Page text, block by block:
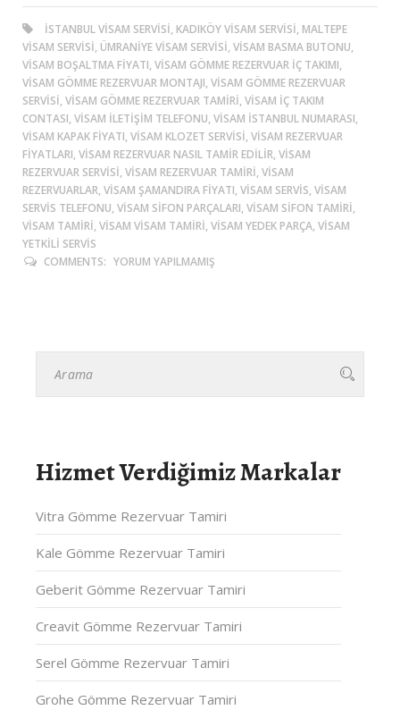
ISTANBUL VISAM SERVISI, KADIKÖY VISAM SERVISI, MALTEPE
VISAM SERVISI, ÜMRANIYE VISAM SERVISI, VISAM BASMA BUTONU,
VISAM BOŞALTMA FIYATI, VISAM GÖMME REZERVUAR IÇ TAKIMI,
VISAM GÖMME REZERVUAR MONTAJI, VISAM GÖMME REZERVUAR
SERVISI, VISAM GÖMME REZERVUAR TAMIRI, VISAM IÇ TAKIM
CONTASI, VISAM ILETIŞIM TELEFONU, VISAM ISTANBUL NUMARASI,
VISAM KAPAK FIYATI, VISAM KLOZET SERVISI, VISAM REZERVUAR
FIYATLARI, VISAM REZERVUAR NASIL TAMIR EDILIR, VISAM
REZERVUAR SERVISI, VISAM REZERVUAR TAMIRI, VISAM
REZERVUARLAR, VISAM ŞAMANDIRA FIYATI, VISAM SERVIS, VISAM
SERVIS TELEFONU, VISAM SIFON PARÇALARI, VISAM SIFON TAMIRI,
VISAM TAMIRI, VISAM VISAM TAMIRI, VISAM YEDEK PARÇA, VISAM
YETKILI SERVIS
COMMENTS: YORUM YAPILMAMIŞ
Hizmet Verdiğimiz Markalar
Vitra Gömme Rezervuar Tamiri
Kale Gömme Rezervuar Tamiri
Geberit Gömme Rezervuar Tamiri
Creavit Gömme Rezervuar Tamiri
Serel Gömme Rezervuar Tamiri
Grohe Gömme Rezervuar Tamiri